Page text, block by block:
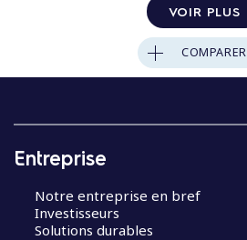
VOIR PLUS
COMPARER
Entreprise
Notre entreprise en bref
Investisseurs
Solutions durables